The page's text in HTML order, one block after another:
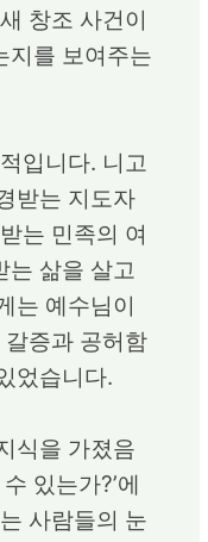
창조 사건이
지를 보여주는
입니다. 니고
받는 지도자
는 민족의 여
는 삶을 살고
는 예수님이
증과 공허함
었습니다.
식을 가졌음
있는가?’에
사람들의 눈